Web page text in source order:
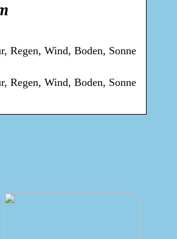
Regen, Wind, Boden, Sonne
Regen, Wind, Boden, Sonne